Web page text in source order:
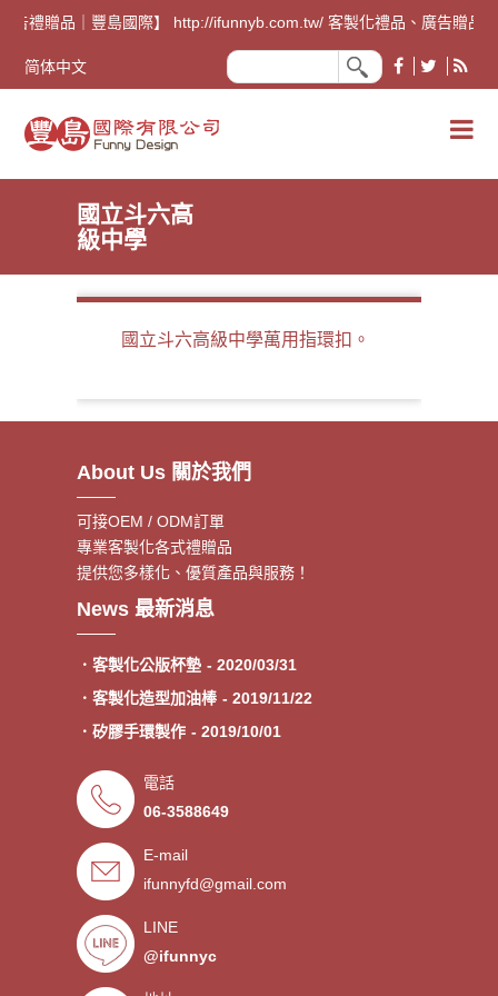
告禮贈品｜豐島國際】 http://ifunnyb.com.tw/ 客製化禮品、廣告贈品
简体中文
國立斗六高
級中學
國立斗六高級中學萬用指環扣。
About Us 關於我們
可接OEM / ODM訂單
專業客製化各式禮贈品
提供您多樣化、優質產品與服務！
News 最新消息
．客製額溫卡
- 2020/06/17
費》
．客製化公版杯墊
- 2020/03/31
．客製化造型加油棒
- 2019/11/22
．矽膠手環製作
- 2019/10/01
．來圖印製氣囊支架 低起訂量
．超低價少量手環客製
．禮贈品客製化服務，歡迎免費
索取樣品。
．氣囊支架客製服務 - 2019/08/30
．廣告扇製作工廠 -競選造勢熱
門宣傳贈品
．宮廟神明結緣品訂做
電話
06-3588649
E-mail
ifunnyfd@gmail.com
LINE
@ifunnyc